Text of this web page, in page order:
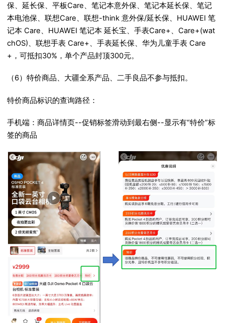
保、延长保、平板Care、笔记本意外保、笔记本延长保、笔记
本电池保、联想Care、联想-think 意外保/延长保、HUAWEI 笔
记本 Care、HUAWEI 笔记本 延长宝、手表Care+、Care+(wat
chOS)、联想手表 Care+、手表延长保、华为儿童手表 Care
+，可抵扣30%，单个产品封顶300元。
（6）特价商品、大疆全系产品、二手良品不参与抵扣。
特价商品标识的查询路径：
手机端：商品详情页--促销标签滑动到最右侧--显示有“特价”标
签的商品